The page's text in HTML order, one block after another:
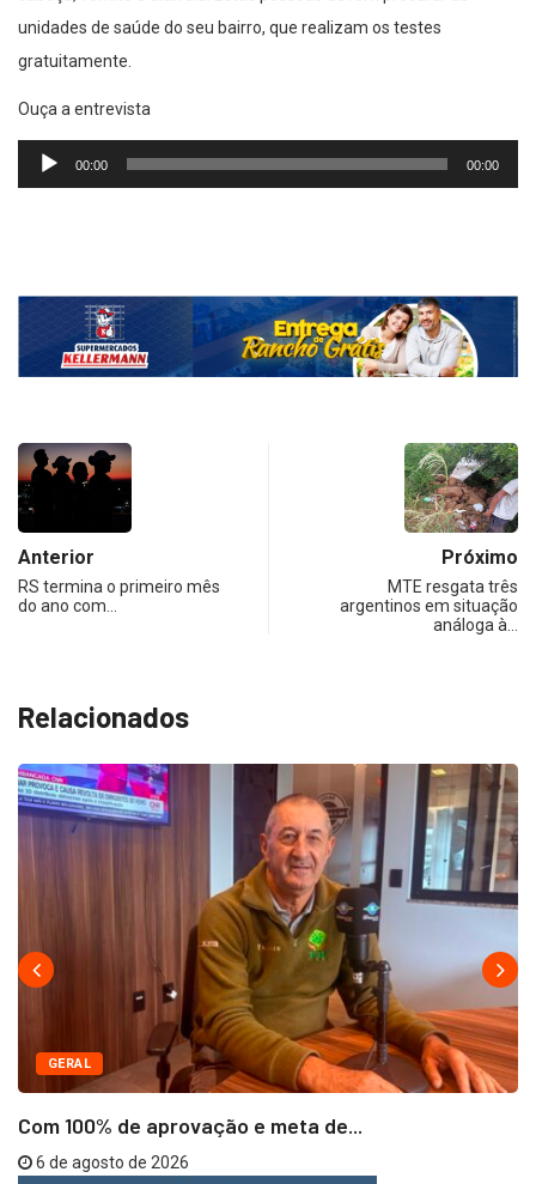
unidades de saúde do seu bairro, que realizam os testes
gratuitamente.
Ouça a entrevista
Tocador
00:00 00:00
Anterior
RS termina o primeiro mês
do ano com…
Próximo
MTE resgata três
argentinos em situação
análoga à…
Relacionados
GERAL
Com 100% de aprovação e meta de...
6 de agosto de 2026